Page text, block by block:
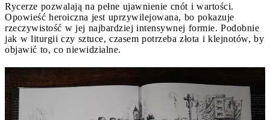
Rycerze pozwalają na pełne ujawnienie cnót i wartości.
Opowieść heroiczna jest uprzywilejowana, bo pokazuje
rzeczywistość w jej najbardziej intensywnej formie. Podobnie
jak w liturgii czy sztuce, czasem potrzeba złota i klejnotów, by
objawić to, co niewidzialne.